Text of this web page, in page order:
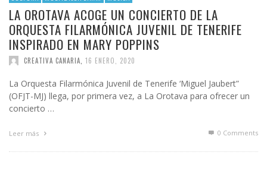
LA OROTAVA ACOGE UN CONCIERTO DE LA
ORQUESTA FILARMÓNICA JUVENIL DE TENERIFE
INSPIRADO EN MARY POPPINS
CREATIVA CANARIA 16 ENERO, 2020
La Orquesta Filarmónica Juvenil de Tenerife ‘Miguel Jaubert”
(OFJT-MJ) llega, por primera vez, a La Orotava para ofrecer un
concierto …
Leer más 0 Comments